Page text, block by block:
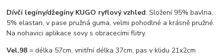
Dívčí legíny/džegíny KUGO ryflový vzhled: Složení 95% bavlna,
5% elastan, v pase pružná guma, velmi pohodlné a krásně pružné.
Na nohavici aplikace sovy s obracecími flitry.
Vel.98 = délka 57cm, vnitřní délka 37cm, pas v klidu 21x2cm